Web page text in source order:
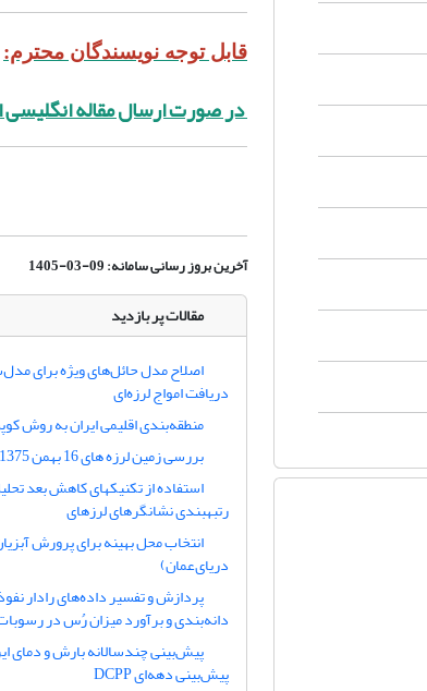
قابل توجه نویسندگان محترم:
در صورت ارسال مقاله انگلیسی
آخرین بروز رسانی سامانه: 09-03-1405
مقالات پر بازدید
اصلاح مدل حائل‌های ویژه برای
دریافت امواج لرزه‌ای
منطقه‌بندی اقلیمی ایران به روش
بررسی زمین لرزه های 16 بهمن 1375 بجنورد در شمال شرق ایران
رتبهبندی نشانگرهای لرزهای
انتخاب محل بهینه برای پرورش
دریای‌عمان)
دانه‌بندی و برآورد میزان رُس در
پیش‌بینی دهه‌ای DCPP